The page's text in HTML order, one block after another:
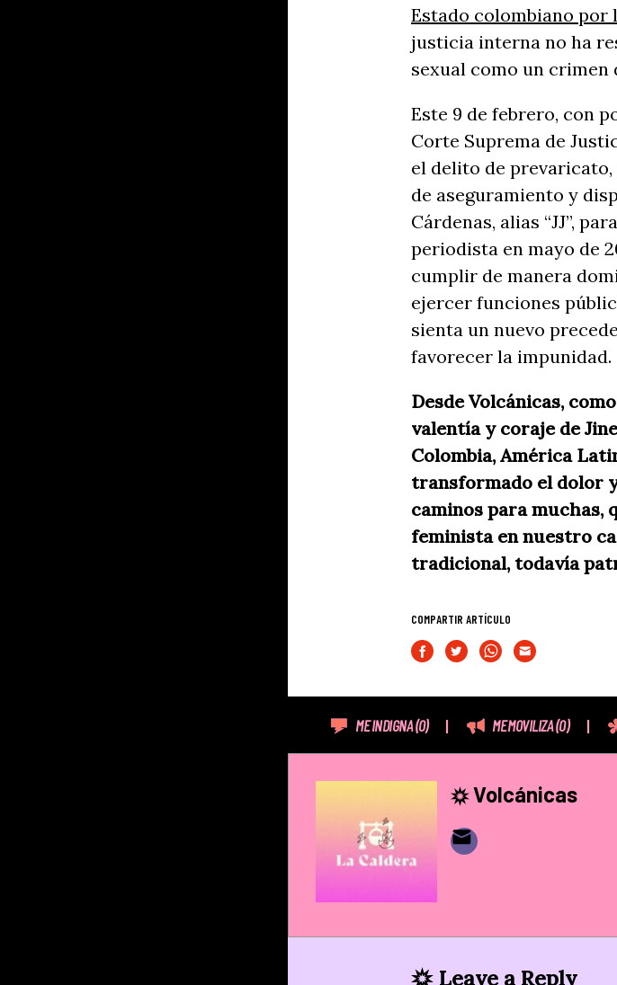
Estado colombiano
justicia interna no ha
sexual como un crimen
Este 9 de febrero, con
Corte Suprema de
el delito de
de aseguramiento y
Cárdenas, alias “JJ”,
periodista en mayo de
cumplir de manera
ejercer funciones
sienta un nuevo
favorecer la impunidad.
Desde Volcánicas,
valentía y coraje de
Colombia, América
transformado el dolor
caminos para muchas,
feminista en nuestro
tradicional, todavía
COMPARTIR ARTÍCULO
ME INDIGNA(0) ME MOVILIZA(0)
Volcánicas
Leave a Reply